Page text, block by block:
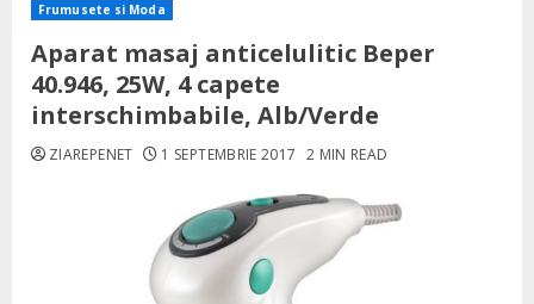
Frumusete si Moda
Aparat masaj anticelulitic Beper
40.946, 25W, 4 capete
interschimbabile, Alb/Verde
ZIAREPENET 1 SEPTEMBRIE 2017 2 MIN READ